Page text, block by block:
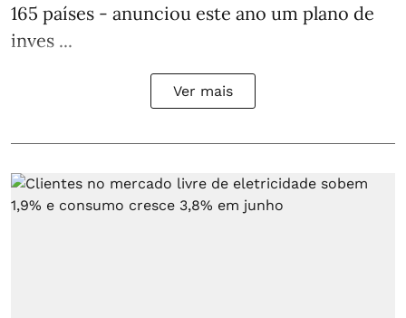
165 países - anunciou este ano um plano de
inves ...
Ver mais